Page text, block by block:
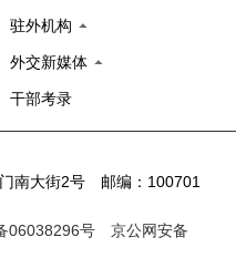
驻外机构
外交新媒体
干部考录
南大街2号 邮编：100701
06038296号
京公网安备